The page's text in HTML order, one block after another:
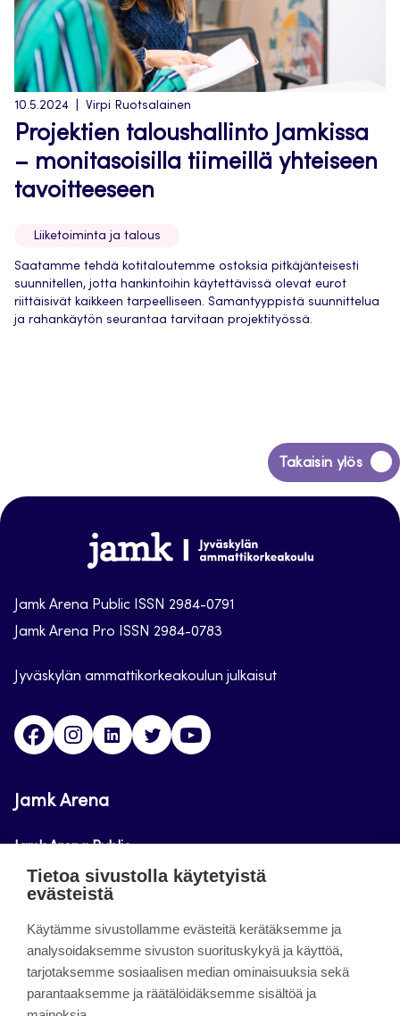
10.5.2024 Virpi Ruotsalainen
Projektien taloushallinto Jamkissa
– monitasoisilla tiimeillä yhteiseen
tavoitteeseen
Liiketoiminta ja talous
Saatamme tehdä kotitaloutemme ostoksia pitkäjänteisesti
suunnitellen, jotta hankintoihin käytettävissä olevat eurot
riittäisivät kaikkeen tarpeelliseen. Samantyyppistä suunnittelua
ja rahankäytön seurantaa tarvitaan projektityössä.
Takaisin ylös
Siirry
takaisin
Jamk
Arena
Jamk Arena Public ISSN 2984-0791
Jamk Arena Pro ISSN 2984-0783
Jyväskylän ammattikorkeakoulun julkaisut
FacebookInstagramLinkedinTwitter
Jamk Arena
Jamk Arena Public
Jamk Arena Pro
Tietoa sivustosta
Tietoa sivustolla käytetyistä
evästeistä
Käytämme sivustollamme evästeitä kerätäksemme ja
analysoidaksemme sivuston suorituskykyä ja käyttöä,
tarjotaksemme sosiaalisen median ominaisuuksia sekä
parantaaksemme ja räätälöidäksemme sisältöä ja